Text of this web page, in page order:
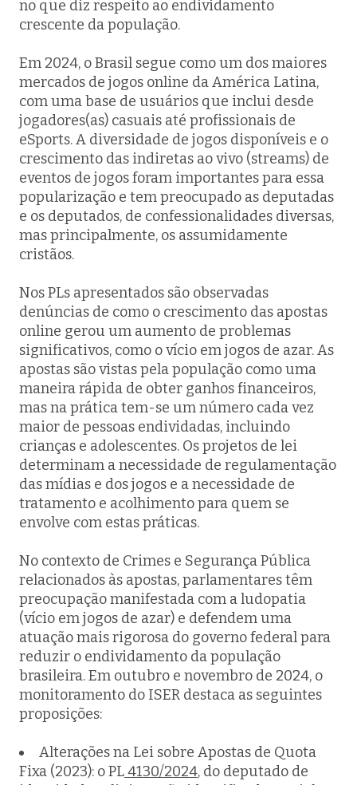
no que diz respeito ao endividamento
crescente da população.
Em 2024, o Brasil segue como um dos maiores
mercados de jogos online da América Latina,
com uma base de usuários que inclui desde
jogadores(as) casuais até profissionais de
eSports. A diversidade de jogos disponíveis e o
crescimento das indiretas ao vivo (streams) de
eventos de jogos foram importantes para essa
popularização e tem preocupado as deputadas
e os deputados, de confessionalidades diversas,
mas principalmente, os assumidamente
cristãos.
Nos PLs apresentados são observadas
denúncias de como o crescimento das apostas
online gerou um aumento de problemas
significativos, como o vício em jogos de azar. As
apostas são vistas pela população como uma
maneira rápida de obter ganhos financeiros,
mas na prática tem-se um número cada vez
maior de pessoas endividadas, incluindo
crianças e adolescentes. Os projetos de lei
determinam a necessidade de regulamentação
das mídias e dos jogos e a necessidade de
tratamento e acolhimento para quem se
envolve com estas práticas.
No contexto de Crimes e Segurança Pública
relacionados às apostas, parlamentares têm
preocupação manifestada com a ludopatia
(vício em jogos de azar) e defendem uma
atuação mais rigorosa do governo federal para
reduzir o endividamento da população
brasileira. Em outubro e novembro de 2024, o
monitoramento do ISER destaca as seguintes
proposições:
Alterações na Lei sobre Apostas de Quota
Fixa (2023): o PL4130/2024, do deputado de